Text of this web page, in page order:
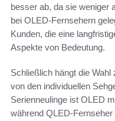
besser ab, da sie weniger
bei OLED-Fernsehern
Kunden, die eine
Aspekte von Bedeutung.
Schließlich hängt die
von den individuellen
Serienneulinge ist OLED
während QLED-